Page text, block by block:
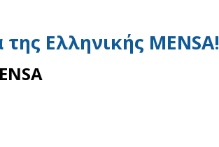
Ελληνικής MENSA!